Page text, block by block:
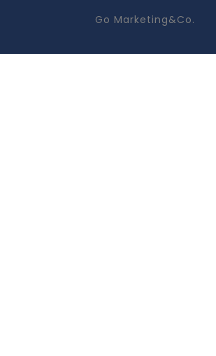
Go Marketing&Co.